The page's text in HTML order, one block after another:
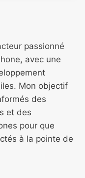
passionné
avec une
Mon objectif
des
et des
pour que
à la pointe de